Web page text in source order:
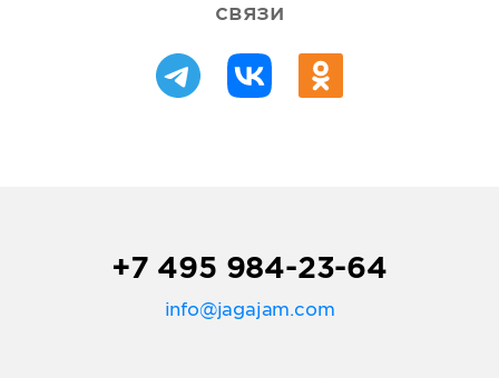
связи
+7 495 984-23-64
info@jagajam.com